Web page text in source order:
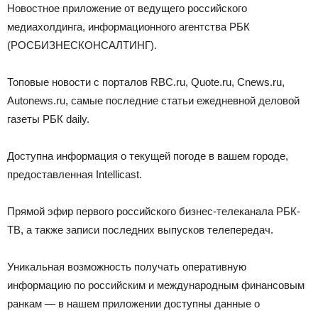
Новостное приложение от ведущего российского
медиахолдинга, информационного агентства РБК
(РОСБИЗНЕСКОНСАЛТИНГ).
Топовые новости с порталов RBC.ru, Quote.ru, Cnews.ru,
Autonews.ru, самые последние статьи ежедневной деловой
газеты РБК daily.
Доступна информация о текущей погоде в вашем городе,
предоставленная Intellicast.
Прямой эфир первого российского бизнес-телеканала РБК-
ТВ, а также записи последних выпусков телепередач.
Уникальная возможность получать оперативную
информацию по российским и международным финансовым
ранкам — в нашем приложении доступны данные о